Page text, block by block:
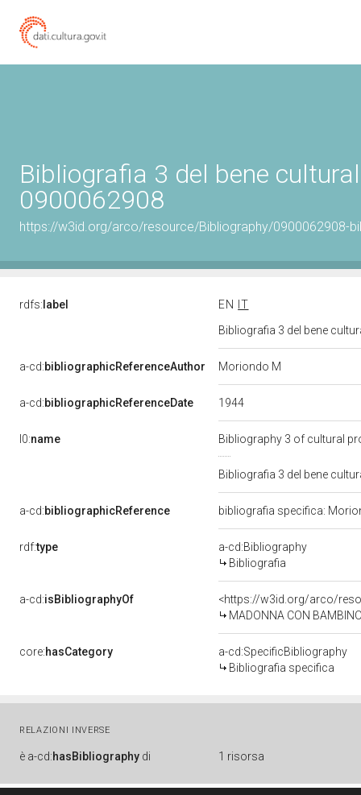
Bibliografia 3 del bene
0900062908
https://w3id.org/arco/resource/Bibliography/0900062908-
rdfs: label EN
IT
Bibliografia 3 del bene
a-cd:bibliographicReferenceAuthor Moriondo M
a-cd:bibliographicReferenceDate 1944
l0:name Bibliography 3 of cultural
Bibliografia 3 del bene
a-cd:bibliographicReference bibliografia specifica:
rdf:type
a-cd:Bibliography
Bibliografia
a-cd:isBibliographyOf
<https://w3id.org/arco/
MADONNA CON
core:hasCategory
a-cd:SpecificBibliography
Bibliografia specifica
RELAZIONI INVERSE
è a-cd:hasBibliography di 1 risorsa